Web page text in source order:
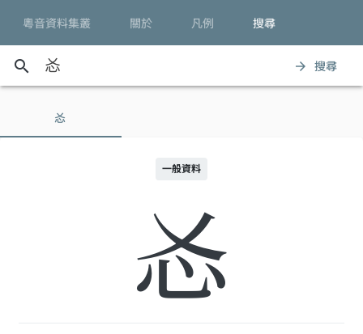
粵音資料集叢 關於 凡例 搜尋
search arrow_forward 搜尋
㣻
一般資料
㣻